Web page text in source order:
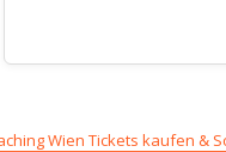
Wien Tickets kaufen &